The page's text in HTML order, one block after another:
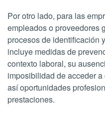
Por otro lado, para las
empleados o proveedores
procesos de identificación
incluye medidas de
contexto laboral, su
imposibilidad de acceder
así oportunidades
prestaciones.